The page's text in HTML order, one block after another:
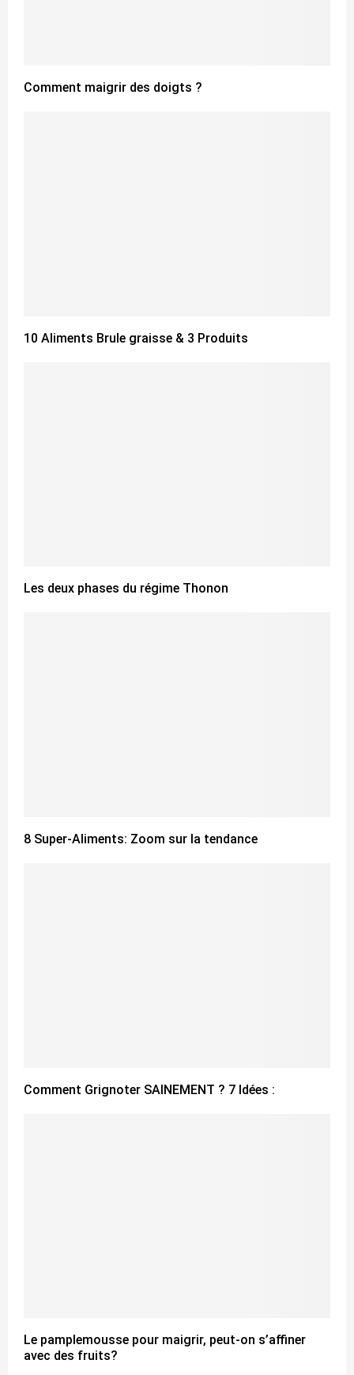
Comment maigrir des doigts ?
10 Aliments Brule graisse & 3 Produits
Les deux phases du régime Thonon
8 Super-Aliments: Zoom sur la tendance
Comment Grignoter SAINEMENT ? 7 Idées :
Le pamplemousse pour maigrir, peut-on s’affiner
avec des fruits?